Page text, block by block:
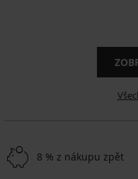
8 % z nákupu zpět